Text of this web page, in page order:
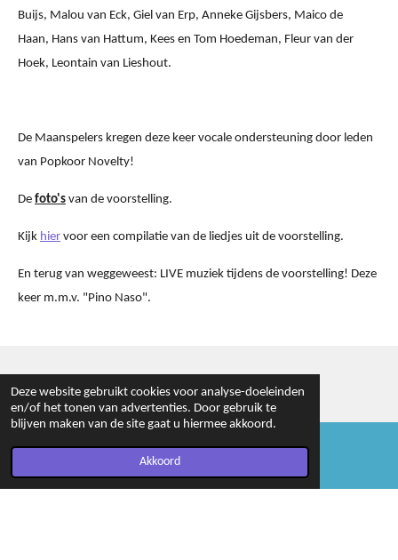
Deze website gebruikt cookies voor analyse-doeleinden
en/of het tonen van advertenties. Door gebruik te
blijven maken van de site gaat u hiermee akkoord.
Akkoord
Buijs, Malou van Eck, Giel van Erp, Anneke Gijsbers, Maico de
Haan, Hans van Hattum, Kees en Tom Hoedeman, Fleur van der
Hoek, Leontain van Lieshout.
De Maanspelers kregen deze keer vocale ondersteuning door leden
van Popkoor Novelty!
De foto's van de voorstelling.
Kijk hier voor een compilatie van de liedjes uit de voorstelling.
En terug van weggeweest: LIVE muziek tijdens de voorstelling! Deze
keer m.m.v. "Pino Naso".
F
a
c
b
E-mailadres